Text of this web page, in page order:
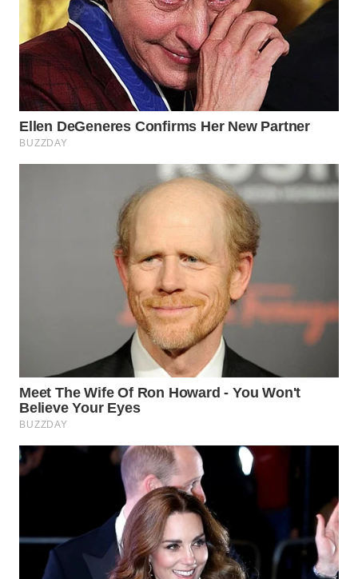
BORNEO
Wahana
Media
Group
WAHANA
NEWS
KONSUMEN
WAHANA
LISTRIK
WAHANA
TV